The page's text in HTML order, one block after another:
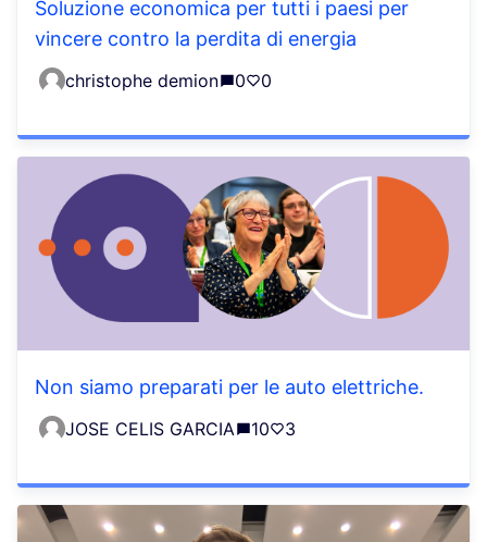
Soluzione economica per tutti i paesi per
vincere contro la perdita di energia
christophe demion 0 0
Non siamo preparati per le auto elettriche.
JOSE CELIS GARCIA 10 3